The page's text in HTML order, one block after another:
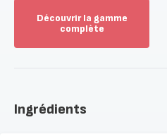
Découvrir la gamme
complète
gamme
Ingrédients